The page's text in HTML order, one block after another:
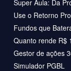
Super Aula: Da
Use o Retorno
Fundos que
Quanto rende R$
Gestor de ações
Simulador PGBL